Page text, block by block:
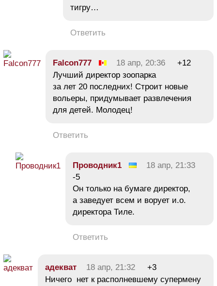
тигру…
Ответить
Falcon777 18 апр, 20:36
+12
Лучший директор зоопарка
за лет 20 последних! Строит новые
вольеры, придумывает развлечения
для детей. Молодец!
Ответить
Проводник1
18 апр, 21:33
-5
Он только на бумаге директор,
а заведует всем и ворует и.о.
директора Тиле.
Ответить
адекват 18 апр, 21:32
+3
Ничего нет к располневшему супермену